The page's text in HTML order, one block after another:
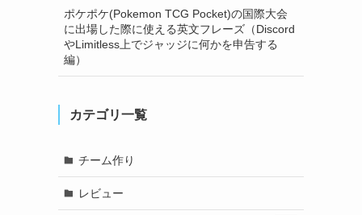
ポケポケ(Pokemon TCG Pocket)の国際大会
に出場した際に使える英文フレーズ（Discord
やLimitless上でジャッジに何かを申告する
編）
カテゴリ一覧
チーム作り
レビュー